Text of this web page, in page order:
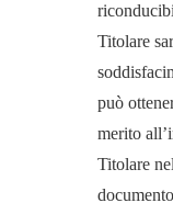
Titolare
può
merito
Titolare